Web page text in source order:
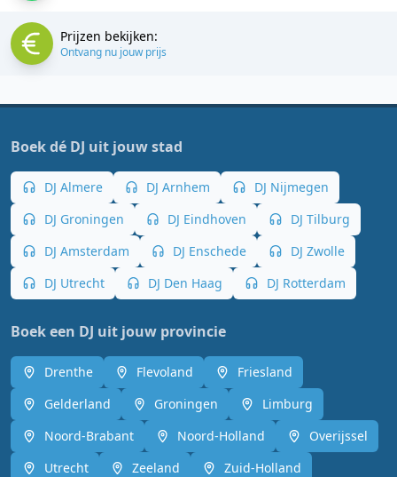
Prijzen bekijken:
Ontvang nu jouw prijs
Boek dé DJ uit jouw stad
DJ Almere DJ Arnhem
DJ Nijmegen
DJ Groningen
DJ Eindhoven
DJ Tilburg
DJ Amsterdam
DJ Enschede
DJ Zwolle
DJ Utrecht
DJ Den Haag DJ Rotterdam
Boek een DJ uit jouw provincie
Drenthe Flevoland
Friesland
Gelderland
Groningen
Limburg
Noord-Brabant
Noord-Holland
Overijssel
Utrecht
Zeeland Zuid-Holland